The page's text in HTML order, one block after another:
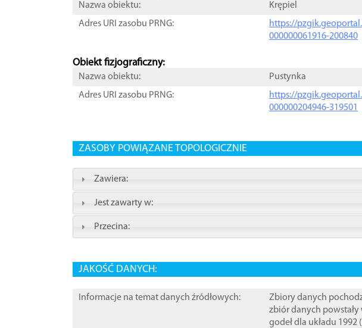
Nazwa obiektu:
Krępiel
Adres URI zasobu PRNG:
https://
000000061916-200840
Obiekt fizjograficzny:
Nazwa obiektu:
Pustynka
Adres URI zasobu PRNG:
https://
000000204946-319501
ZASOBY POWIĄZANE TOPOLOGICZNIE
Zawiera:
Jest zawarty w:
Przecina:
JAKOŚĆ DANYCH:
Informacje na temat danych źródłowych:
Zbiory danych
zbiór danych powstały
godeł dla układu 1992